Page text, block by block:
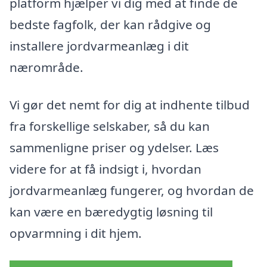
bedste fagfolk, der kan rådgive og
installere jordvarmeanlæg i dit
nærområde.
Vi gør det nemt for dig at indhente tilbud
fra forskellige selskaber, så du kan
sammenligne priser og ydelser. Læs
videre for at få indsigt i, hvordan
jordvarmeanlæg fungerer, og hvordan de
kan være en bæredygtig løsning til
opvarmning i dit hjem.